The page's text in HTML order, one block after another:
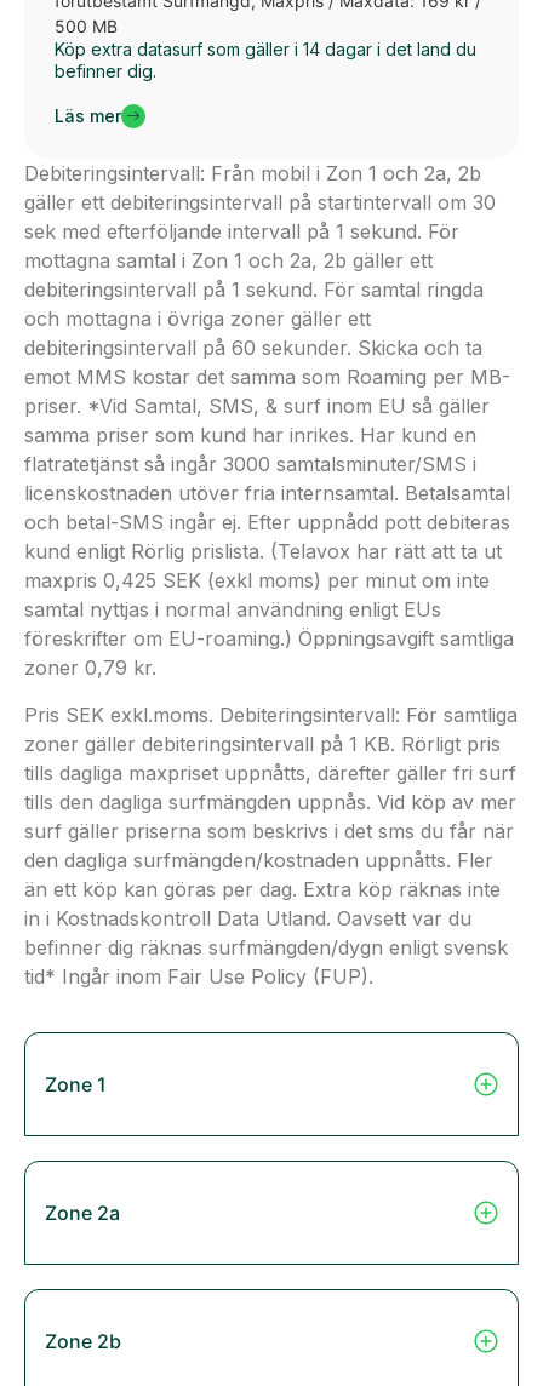
500 MB
Köp extra datasurf som gäller i 14 dagar i det land du
befinner dig.
Läs mer
Debiteringsintervall: Från mobil i Zon 1 och 2a, 2b
gäller ett debiteringsintervall på startintervall om 30
sek med efterföljande intervall på 1 sekund. För
mottagna samtal i Zon 1 och 2a, 2b gäller ett
debiteringsintervall på 1 sekund. För samtal ringda
och mottagna i övriga zoner gäller ett
debiteringsintervall på 60 sekunder. Skicka och ta
emot MMS kostar det samma som Roaming per MB-
priser. *Vid Samtal, SMS, & surf inom EU så gäller
samma priser som kund har inrikes. Har kund en
flatratetjänst så ingår 3000 samtalsminuter/SMS i
licenskostnaden utöver fria internsamtal. Betalsamtal
och betal-SMS ingår ej. Efter uppnådd pott debiteras
kund enligt Rörlig prislista. (Telavox har rätt att ta ut
maxpris 0,425 SEK (exkl moms) per minut om inte
samtal nyttjas i normal användning enligt EUs
föreskrifter om EU-roaming.) Öppningsavgift samtliga
zoner 0,79 kr.
Pris SEK exkl.moms. Debiteringsintervall: För samtliga
zoner gäller debiteringsintervall på 1 KB. Rörligt pris
tills dagliga maxpriset uppnåtts, därefter gäller fri surf
tills den dagliga surfmängden uppnås. Vid köp av mer
surf gäller priserna som beskrivs i det sms du får när
den dagliga surfmängden/kostnaden uppnåtts. Fler
än ett köp kan göras per dag. Extra köp räknas inte
in i Kostnadskontroll Data Utland. Oavsett var du
befinner dig räknas surfmängden/dygn enligt svensk
tid* Ingår inom Fair Use Policy (FUP).
Zone 1
Zone 2a
Zone 2b